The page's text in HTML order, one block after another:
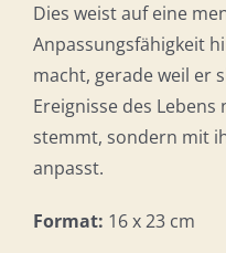
Dies weist auf eine
Anpassungsfähigkeit
macht, gerade weil er
Ereignisse des
stemmt, sondern mit
anpasst.
Format: 16 x 23 cm